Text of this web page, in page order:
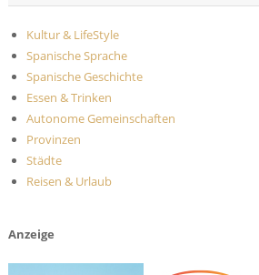
Kultur & LifeStyle
Spanische Sprache
Spanische Geschichte
Essen & Trinken
Autonome Gemeinschaften
Provinzen
Städte
Reisen & Urlaub
Anzeige